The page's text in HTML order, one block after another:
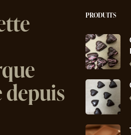
depuis
PRODUITS